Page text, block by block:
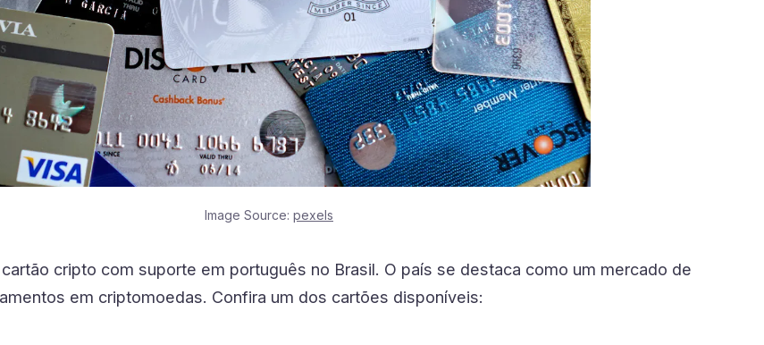
Image Source: pexels
cripto com suporte em português no Brasil. O país se destaca como um mercado de
em criptomoedas. Confira um dos cartões disponíveis: